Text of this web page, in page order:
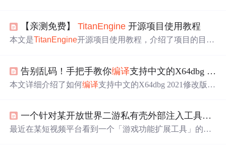
分析。涵盖环境搭建、项目配置、代码接入及内存信息读
取等核心逆向开发实操步骤，面向零基础开发者提供完整
【亲测免费】TitanEngine 开源项目使用教程
本文是TitanEngine开源项目使用教程，介绍了项目的目录
了配置文件，包括.gitignore、.gitmodules等，确保项目正确
运行和开发环境搭建。
告别乱码！手把手教你编译支持中文的X64dbg 2021修改版（附源码与成品）
本文详细介绍了如何编译支持中文的X64dbg 2021修改版，
适配，提升逆向分析效率。
一个针对某开放世界二游私有壳外部注入工具的逆向分析
最近在某短视频平台看到一个「游戏功能扩展工具」的爱